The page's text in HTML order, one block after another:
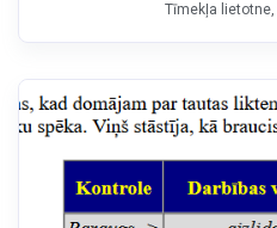
Tīmekļa lietotne